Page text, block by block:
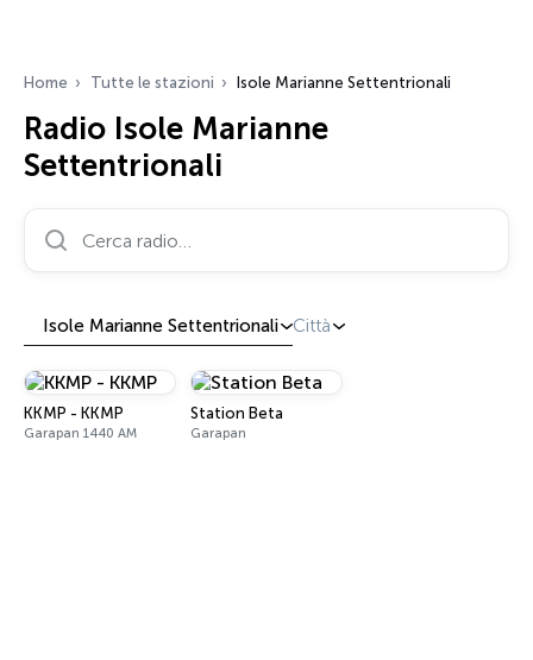
Home Tutte le stazioni Isole Marianne Settentrionali
Radio Isole Marianne
Settentrionali
Cerca radio…
Isole Marianne Settentrionali Città
KKMP - KKMP
Garapan 1440 AM
Station Beta
Garapan